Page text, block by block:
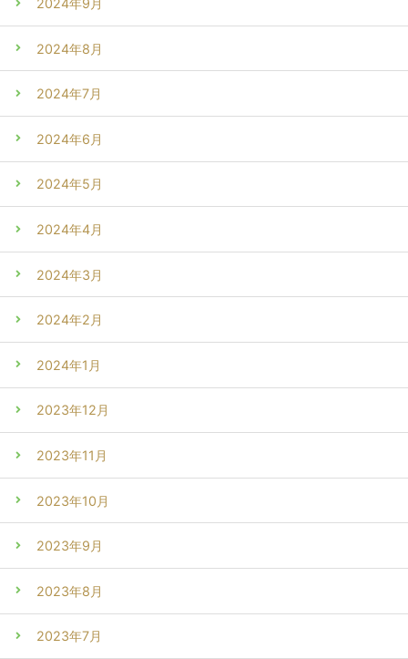
2024年9月
2024年8月
2024年7月
2024年6月
2024年5月
2024年4月
2024年3月
2024年2月
2024年1月
2023年12月
2023年11月
2023年10月
2023年9月
2023年8月
2023年7月